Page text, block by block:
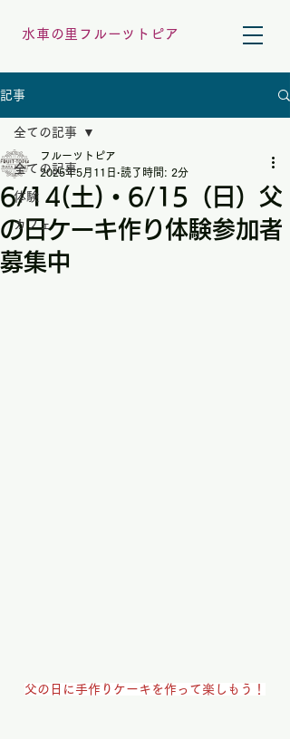
水車の里フルーツトピア
記事
全ての記事
体験
カフェ
全ての記事
6/14(土)・6/15（日）父
の日ケーキ作り体験参加者
募集中
フルーツトピア
2025年5月11日 読了時間: 2分
父の日に手作りケーキを作って楽しもう！